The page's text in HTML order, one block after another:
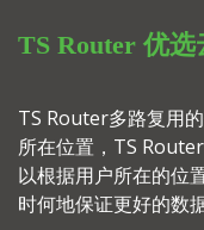
TS Router 优选
TS Router多路复用
所在位置，TS
以根据用户所在的位
时何地保证更好的数